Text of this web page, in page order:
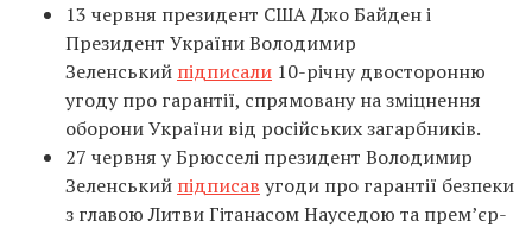
13 червня президент США Джо Байден і
Президент України Володимир
Зеленський підписали 10-річну двосторонню
угоду про гарантії, спрямовану на зміцнення
оборони України від російських загарбників.
27 червня у Брюсселі президент Володимир
Зеленський підписав угоди про гарантії безпеки
з главою Литви Гітанасом Науседою та прем’єр-